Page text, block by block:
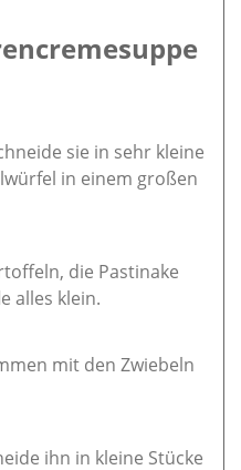
sie in sehr kleine
in einem großen
die Pastinake
alles klein.
mit den Zwiebeln
ihn in kleine Stücke